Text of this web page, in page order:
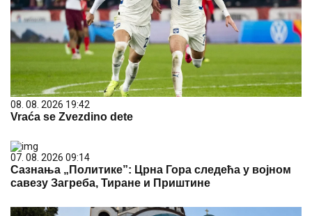
08. 08. 2026 19:42
Vraća se Zvezdino dete
07. 08. 2026 09:14
Сазнања „Политике”: Црна Гора следећа у војном
савезу Загреба, Тиране и Приштине